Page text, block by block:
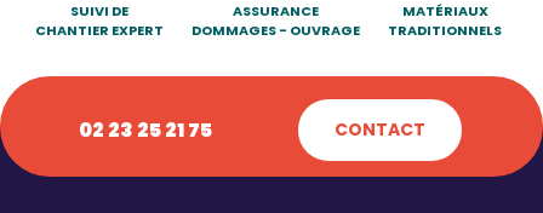
SUIVI DE
CHANTIER EXPERT
ASSURANCE
DOMMAGES - OUVRAGE
MATÉRIAUX
TRADITIONNELS
02 23 25 21 75 CONTACT